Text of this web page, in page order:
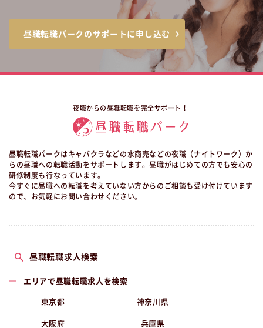
昼職転職パークのサポートに申し込む
夜職からの昼職転職を完全サポート！
昼職転職パークはキャバクラなどの水商売などの夜職（ナイトワーク）か
らの昼職への転職活動をサポートします。昼職がはじめての方でも安心の
研修制度も行なっています。
今すぐに昼職への転職を考えていない方からのご相談も受け付けています
ので、お気軽にお問い合わせください。
昼職転職求人検索
エリアで昼職転職求人を検索
東京都 神奈川県
大阪府 兵庫県